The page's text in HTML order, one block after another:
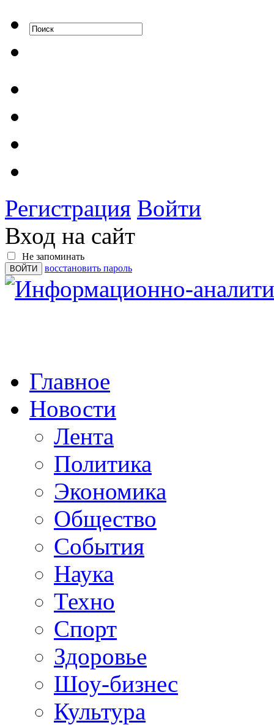
Регистрация Войти
Вход на сайт
Не запоминать
восстановить пароль
Главное
Новости
Лента
Политика
Экономика
Общество
События
Наука
Техно
Спорт
Здоровье
Шоу-бизнес
Культура